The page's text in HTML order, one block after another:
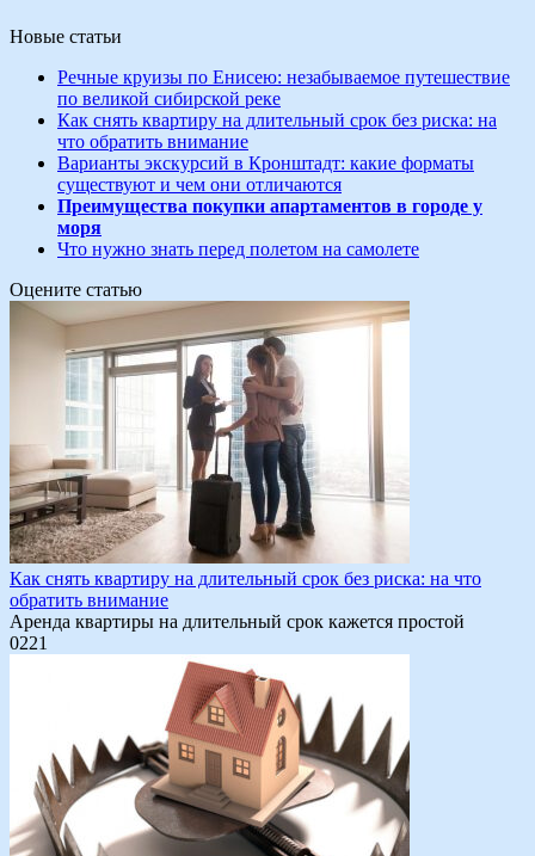
Новые статьи
Речные круизы по Енисею: незабываемое путешествие
по великой сибирской реке
Как снять квартиру на длительный срок без риска: на
что обратить внимание
Варианты экскурсий в Кронштадт: какие форматы
существуют и чем они отличаются
Преимущества покупки апартаментов в городе у
моря
Что нужно знать перед полетом на самолете
Оцените статью
Как снять квартиру на длительный срок без риска: на что
обратить внимание
Аренда квартиры на длительный срок кажется простой
0221